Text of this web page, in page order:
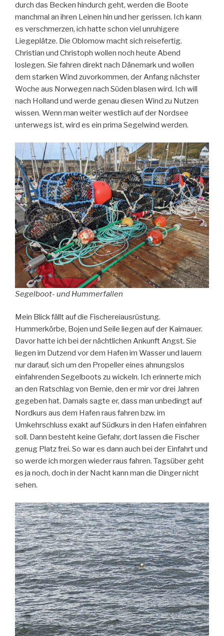
durch das Becken hindurch geht, werden die Boote
manchmal an ihren Leinen hin und her gerissen. Ich kann
es verschmerzen, ich hatte schon viel unruhigere
Liegeplätze. Die Oblomow macht sich reisefertig.
Christian und Christoph wollen noch heute Abend
loslegen. Sie fahren direkt nach Dänemark und wollen
dem starken Wind zuvorkommen, der Anfang nächster
Woche aus Norwegen nach Süden blasen wird. Ich will
nach Holland und werde genau diesen Wind zu Nutzen
wissen. Wenn man weiter westlich auf der Nordsee
unterwegs ist, wird es ein prima Segelwind werden.
Segelboot- und Hummerfallen
Mein Blick fällt auf die Fischereiausrüstung.
Hummerkörbe, Bojen und Seile liegen auf der Kaimauer.
Davor hatte ich bei der nächtlichen Ankunft Angst. Sie
liegen im Dutzend vor dem Hafen im Wasser und lauern
nur darauf, sich um den Propeller eines ahnungslos
einfahrenden Segelboots zu wickeln. Ich erinnerte mich
an den Ratschlag von Bernie, den er mir vor drei Jahren
gegeben hat. Damals sagte er, dass man unbedingt auf
Nordkurs aus dem Hafen raus fahren bzw. im
Umkehrschluss exakt auf Südkurs in den Hafen einfahren
soll. Dann besteht keine Gefahr, dort lassen die Fischer
genug Platz frei. So war es dann auch bei der Einfahrt und
so werde ich morgen wieder raus fahren. Tagsüber geht
es ja noch, doch in der Nacht kann man die Dinger nicht
sehen.